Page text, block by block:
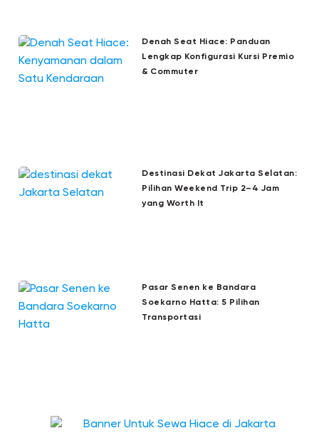
Denah Seat Hiace: Panduan
Lengkap Konfigurasi Kursi Premio
& Commuter
Destinasi Dekat Jakarta Selatan:
Pilihan Weekend Trip 2–4 Jam
yang Worth It
Pasar Senen ke Bandara
Soekarno Hatta: 5 Pilihan
Transportasi